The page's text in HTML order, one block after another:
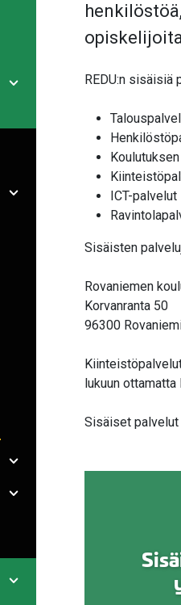
Avaa/sulje alavalikko
Avaa/sulje alavalikko
REDU:n sisäisiä
ICT-palvelut
Sisäisten
Rovaniemen
Korvanranta 50
96300
lukuun
Sisäiset palvelut